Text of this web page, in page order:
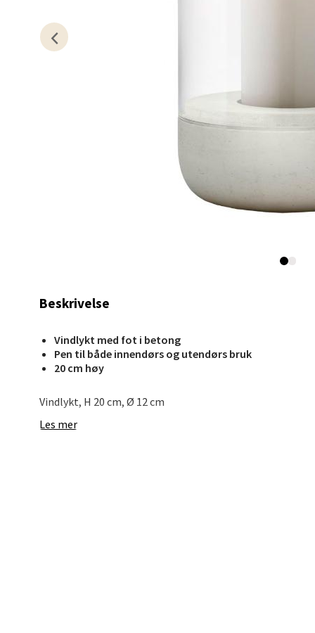
Beskrivelse
Vindlykt med fot i betong
Pen til både innendørs og utendørs bruk
20 cm høy
Vindlykt, H 20 cm, Ø 12 cm
Les mer
Erich